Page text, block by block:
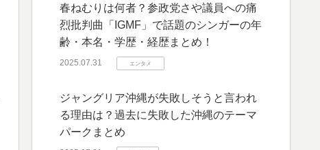
春ねむりは何者？参政党さや議員への痛
烈批判曲「IGMF」で話題のシンガーの年
齢・本名・学歴・経歴まとめ！
2025.07.31 エンタメ
ジャングリア沖縄が失敗しそうと言われ
る理由は？過去に失敗した沖縄のテーマ
パークまとめ